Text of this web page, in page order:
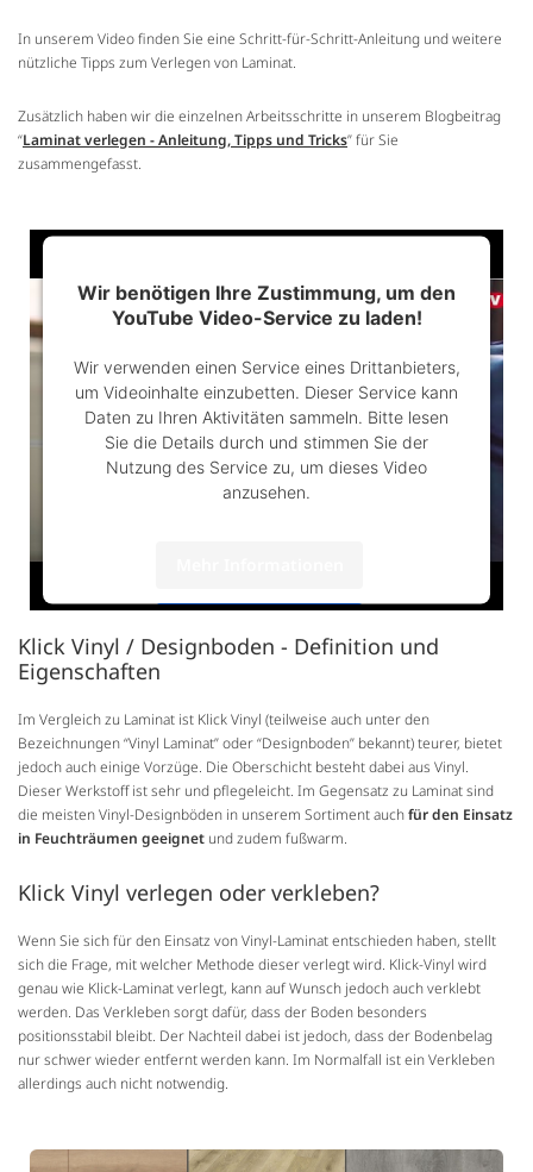
In unserem Video finden Sie eine Schritt-für-Schritt-Anleitung und weitere
nützliche Tipps zum Verlegen von Laminat.
Zusätzlich haben wir die einzelnen Arbeitsschritte in unserem Blogbeitrag
“Laminat verlegen - Anleitung, Tipps und Tricks” für Sie
zusammengefasst.
Wir benötigen Ihre Zustimmung, um den
YouTube Video-Service zu laden!
Wir verwenden einen Service eines Drittanbieters,
um Videoinhalte einzubetten. Dieser Service kann
Daten zu Ihren Aktivitäten sammeln. Bitte lesen
Sie die Details durch und stimmen Sie der
Nutzung des Service zu, um dieses Video
anzusehen.
powered by
Klick Vinyl / Designboden - Definition und
Eigenschaften
Im Vergleich zu Laminat ist Klick Vinyl (teilweise auch unter den
Bezeichnungen “Vinyl Laminat” oder “Designboden” bekannt) teurer, bietet
jedoch auch einige Vorzüge. Die Oberschicht besteht dabei aus Vinyl.
Dieser Werkstoff ist sehr und pflegeleicht. Im Gegensatz zu Laminat sind
die meisten Vinyl-Designböden in unserem Sortiment auchfür den Einsatz
in Feuchträumen geeignet und zudem fußwarm.
Klick Vinyl verlegen oder verkleben?
Wenn Sie sich für den Einsatz von Vinyl-Laminat entschieden haben, stellt
sich die Frage, mit welcher Methode dieser verlegt wird. Klick-Vinyl wird
genau wie Klick-Laminat verlegt, kann auf Wunsch jedoch auch verklebt
werden. Das Verkleben sorgt dafür, dass der Boden besonders
positionsstabil bleibt. Der Nachteil dabei ist jedoch, dass der Bodenbelag
nur schwer wieder entfernt werden kann. Im Normalfall ist ein Verkleben
allerdings auch nicht notwendig.